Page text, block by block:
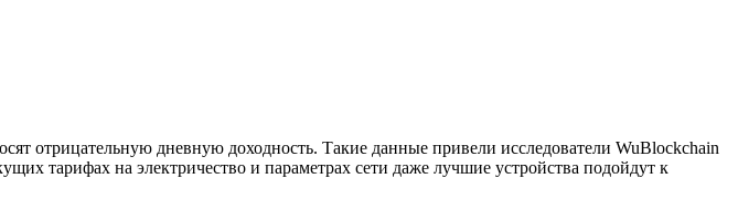
отрицательную дневную доходность. Такие данные привели исследователи WuBlockchain
тарифах на электричество и параметрах сети даже лучшие устройства подойдут к